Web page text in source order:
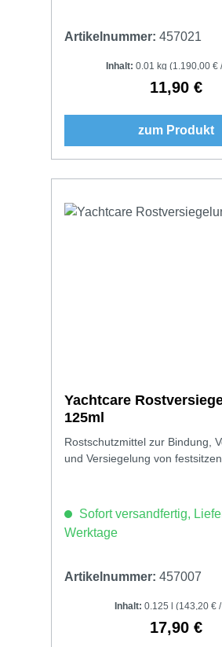
Artikelnummer: 457021
Inhalt: 0.01 kg (1.190,00 €
Regulärer
11,90 €
zum Produkt
Yachtcare
125ml
Rostschutzmittel zur Bindung,
und Versiegelung von
Sofort versandfertig,
Werktage
Artikelnummer: 457007
Inhalt: 0.125 l (143,20 €
Regulärer
17,90 €